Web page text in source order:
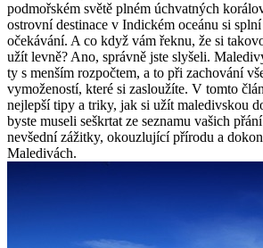
podmořském světě⁣ plném úchvatných
ostrovní destinace v Indickém oceánu si splní
očekávání. A co když vám ⁢řeknu, že⁢ si
užít levně? Ano, správně jste slyšeli.⁣
ty s menším rozpočtem, a to při zachování
vymožeností,​ které si zasloužíte. V tomto
⁢nejlepší tipy⁢ a triky, ​jak si užít maledivskou
byste museli seškrtat ze seznamu vašich⁢
nevšední zážitky, okouzlující přírodu a
Maledivách.